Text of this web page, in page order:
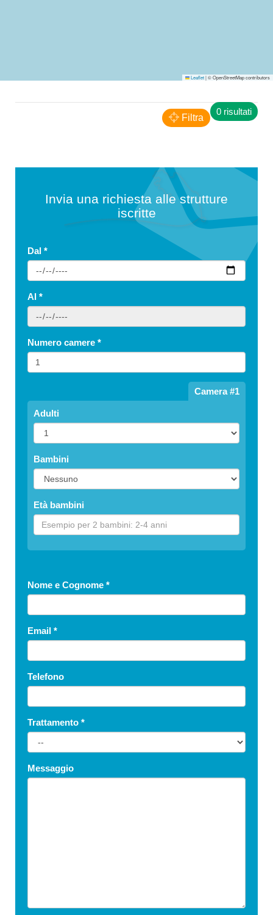
Leaflet|© OpenStreetMap contributors
0 risultati
Filtra
Invia una richiesta alle strutture
iscritte
Dal *
Al *
Numero camere *
Camera #1
Adulti
Bambini
Età bambini
Nome e Cognome *
Email *
Telefono
Trattamento *
Messaggio